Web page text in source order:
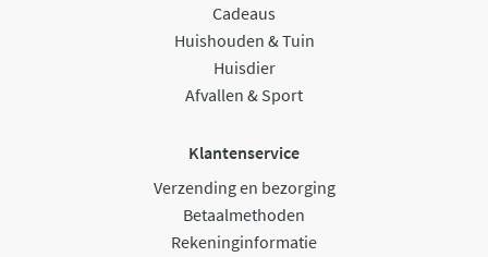
Cadeaus
Huishouden & Tuin
Huisdier
Afvallen & Sport
Klantenservice
Verzending en bezorging
Betaalmethoden
Rekeninginformatie